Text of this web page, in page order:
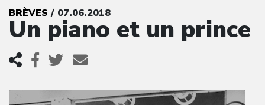
BRÈVES / 07.06.2018
Un piano et un prince